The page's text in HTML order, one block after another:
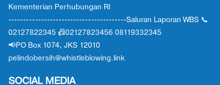
Kementerian Perhubungan RI
----------------------------------------Saluran Laporan WBS 📞
02127822345 📠02127823456 08119332345
📢PO Box 1074, JKS 12010
pelindobersih@whistleblowing.link
SOCIAL MEDIA